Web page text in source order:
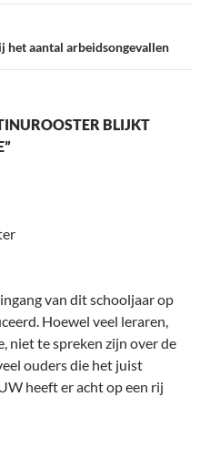
het aantal arbeidsongevallen
BLIJKT
van dit schooljaar op
Hoewel veel leraren,
niet te spreken zijn over de
ouders die het juist
heeft er acht op een rij